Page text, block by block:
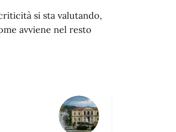
si sta valutando,
avviene nel resto